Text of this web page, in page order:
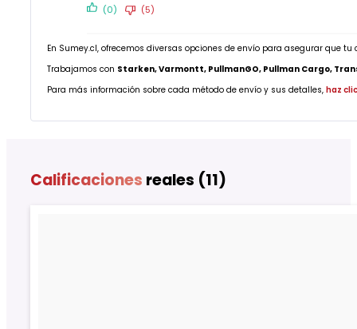
(0) (5)
En Sumey.cl, ofrecemos diversas opciones de envío para asegurar que
Trabajamos con Starken, Varmontt, PullmanGO, Pullman Cargo,
Para más información sobre cada método de envío y sus detalles, haz
Calificaciones reales (11)